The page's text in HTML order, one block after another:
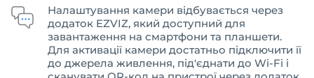
Налаштування камери відбувається через
додаток EZVIZ, який доступний для
завантаження на смартфони та планшети.
Для активації камери достатньо підключити її
до джерела живлення, під'єднати до Wi-Fi і